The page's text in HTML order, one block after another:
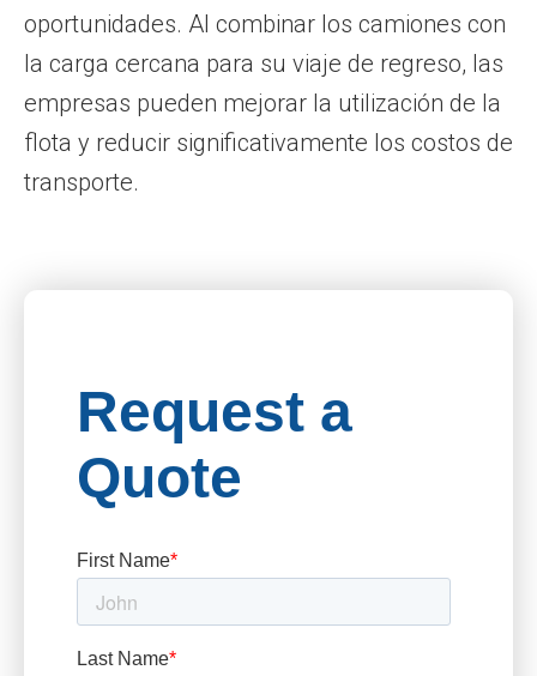
oportunidades. Al combinar los camiones con
la carga cercana para su viaje de regreso, las
empresas pueden mejorar la utilización de la
flota y reducir significativamente los costos de
transporte.